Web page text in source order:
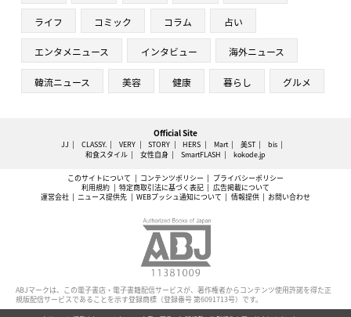
ライフ コミック コラム 占い
エンタメニュース インタビュー 海外ニュース
韓流ニュース 美容 健康 暮らし グルメ
Official Site
JJ CLASSY. VERY STORY HERS Mart 美ST
bis
和食スタイル
女性自身 SmartFLASH kokode.jp
このサイトについて コンテンツポリシー
プライバシーポリシー
利用規約
特定商取引法に基づく表記
広告掲載について
運営会社
ニュース提供先 WEBプッシュ通知について 情報提供 お問い合わせ
ABJマークは、この電子書店・電子書籍配信サービスが、著作権者からコンテンツ使用許諾を得た正
規版配信サービスであることを示す登録商標（登録番号 第6091713号）です。